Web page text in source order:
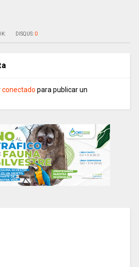
DISQUS: 0
conectado para publicar un